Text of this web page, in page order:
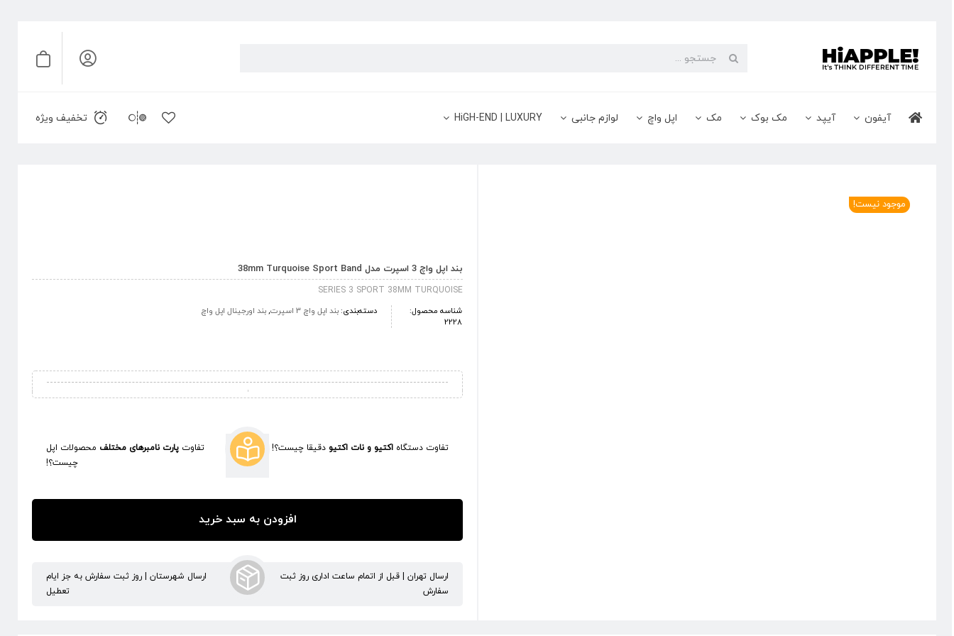
content
جستجو
آیفون آیپد مک بوک مک اپل واچ لوازم جانبی HiGH-END | LUXURY تخفیف ویژه
موجود نیست!
بند اپل واچ 3 اسپرت مدل 38mm Turquoise Sport Band
SERIES 3 SPORT 38MM TURQUOISE
شناسه محصول:
2228
دسته‌بندی:بند اپل واچ 3 اسپرت ,بند اورجینال اپل واچ
تفاوت دستگاه اکتیو و نات اکتیو دقیقا چیست؟! تفاوت پارت نامبرهای مختلف محصولات اپل
چیست؟!
افزودن به سبد خرید
ارسال تهران | قبل از اتمام ساعت اداری روز ثبت
سفارش
ارسال شهرستان | روز ثبت سفارش به جز ایام
تعطیل